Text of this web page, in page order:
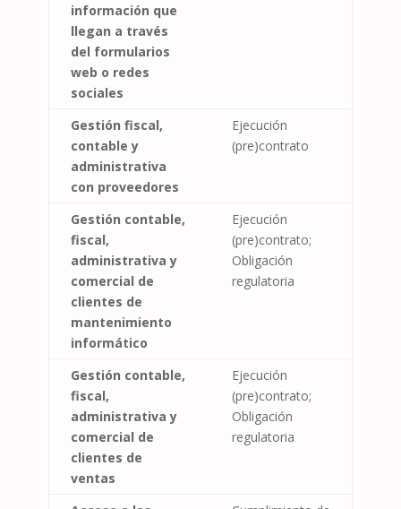
información que
llegan a través
del formularios
web o redes
sociales
Gestión fiscal,
contable y
administrativa
con proveedores
Ejecución
(pre)contrato
Gestión contable,
fiscal,
administrativa y
comercial de
clientes de
mantenimiento
informático
Ejecución
(pre)contrato;
Obligación
regulatoria
Gestión contable,
fiscal,
administrativa y
comercial de
clientes de
ventas
Ejecución
(pre)contrato;
Obligación
regulatoria